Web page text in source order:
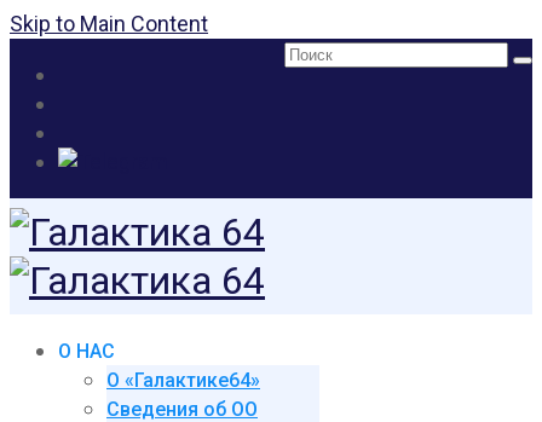
Skip to Main Content
Поиск:
О НАС
О «Галактике64»
Сведения об ОО